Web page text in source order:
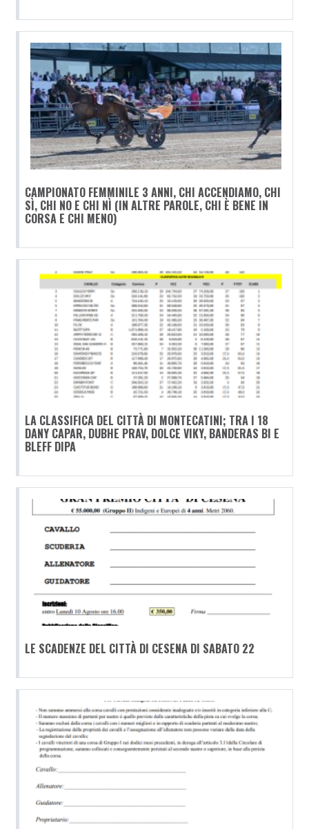
CAMPIONATO FEMMINILE 3 ANNI, CHI ACCENDIAMO, CHI
SÌ, CHI NO E CHI NÌ (IN ALTRE PAROLE, CHI È BENE IN
CORSA E CHI MENO)
LA CLASSIFICA DEL CITTÀ DI MONTECATINI; TRA I 18
DANY CAPAR, DUBHE PRAV, DOLCE VIKY, BANDERAS BI E
BLEFF DIPA
LE SCADENZE DEL CITTÀ DI CESENA DI SABATO 22